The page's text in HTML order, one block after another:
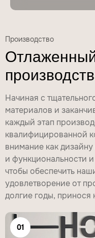
Производство
Начиная с
материалов и
каждый этап
квалифицированной
внимание как дизайну
и функциональности
чтобы обеспечить
удовлетворение от
долгие годы, принося
01